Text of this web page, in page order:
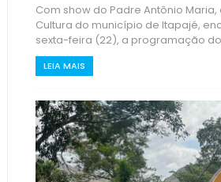
Com show do Padre Antônio
Cultura do município de Itapajé,
sexta-feira (22), a programação do
LEIA MAIS